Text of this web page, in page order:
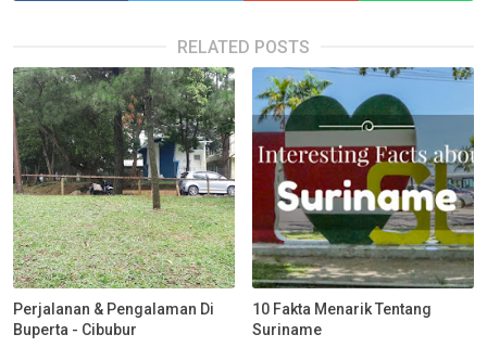
RELATED POSTS
Perjalanan & Pengalaman Di
Buperta - Cibubur
10 Fakta Menarik Tentang
Suriname